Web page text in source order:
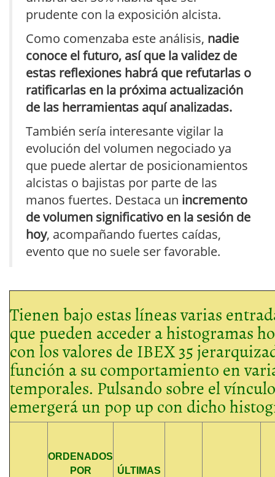
prudente con la exposición alcista.
Como comenzaba este análisis, nadie
conoce el futuro, así que la validez de
estas reflexiones habrá que refutarlas o
ratificarlas en la próxima actualización
de las herramientas aquí analizadas.
También sería interesante vigilar la
evolución del volumen negociado ya
que puede alertar de posicionamientos
alcistas o bajistas por parte de las
manos fuertes. Destaca un incremento
de volumen significativo en la sesión de
hoy, acompañando fuertes caídas,
evento que no suele ser favorable.
Tienen bajo estas líneas varias
que pueden acceder a histogramas
con los valores de IBEX 35
función a su comportamiento en
temporales. Pulsando sobre el
emergerá un pop up con dicho
ORDENADOS
POR
ÚLTIMAS